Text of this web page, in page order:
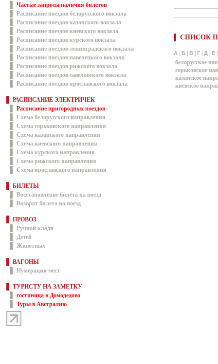
Частые запросы наличия билетов
Расписание поездов белорусского вокзала
Расписание поездов казанского вокзала
Расписание поездов киевского вокзала
Расписание поездов курского вокзала
Расписание поездов ленинградского вокзала
Расписание поездов павелецкого вокзала
Расписание поездов рижского вокзала
Расписание поездов савеловского вокзала
Расписание поездов ярославского вокзала
РАСПИСАНИЕ ЭЛЕКТРИЧЕК
Расписание пригородных поездов
Схема белорусского направления
Схема горьковского направления
Схема казанского направления
Схема киевского направления
Схема курского направления
Схема рижского направления
Схема ярославского направления
БИЛЕТЫ
Восстановление билета на поезд
Возврат билета на поезд
ПРОВОЗ
Ручной клади
Детей
Животных
ВАГОНЫ
Нумерация мест
ТУРИСТУ НА ЗАМЕТКУ
гостиница в Домодедово
Туры в Австралию
СПИСОК
А Б В Г Д Е
белорусское
горьковское
казанское
киевское